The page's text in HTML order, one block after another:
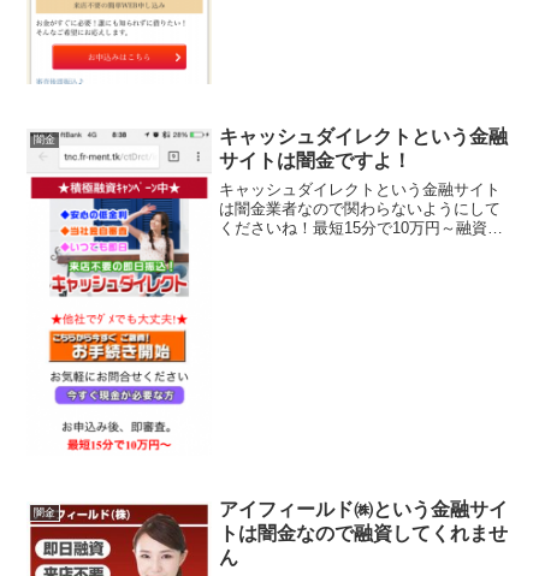
闇金
キャッシュダイレクトという金融
サイトは闇金ですよ！
キャッシュダイレクトという金融サイト
は闇金業者なので関わらないようにして
くださいね！最短15分で10万円～融資可
闇金
アイフィールド㈱という金融サイ
トは闇金なので融資してくれませ
ん